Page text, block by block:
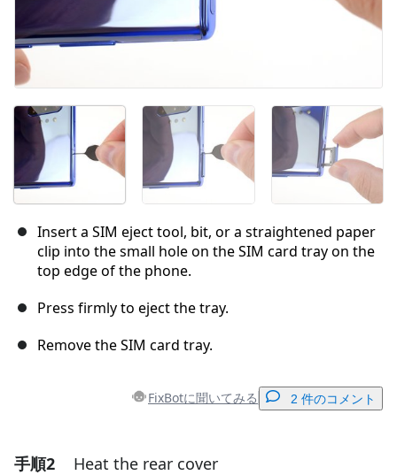
Insert a SIM eject tool, bit, or a straightened paper
clip into the small hole on the SIM card tray on the
top edge of the phone.
Press firmly to eject the tray.
Remove the SIM card tray.
FixBotに聞いてみる 2 件のコメント
コメントを追加
手順2 Heat the rear cover